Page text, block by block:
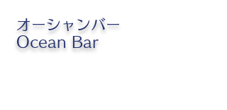
オーシャンバー
Ocean Bar